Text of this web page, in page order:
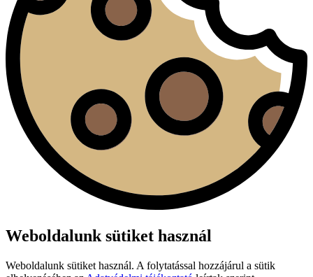
Weboldalunk sütiket használ
Weboldalunk sütiket használ. A folytatással hozzájárul a sütik